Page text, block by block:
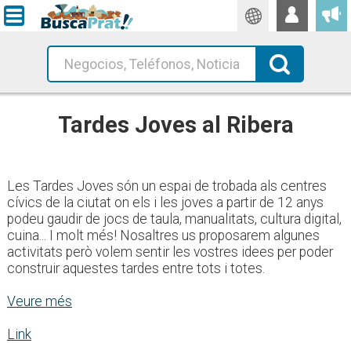
Traductor
Busca!
Tardes Joves al Ribera
Les Tardes Joves són un espai de trobada als centres
cívics de la ciutat on els i les joves a partir de 12 anys
podeu gaudir de jocs de taula, manualitats, cultura digital,
cuina... I molt més! Nosaltres us proposarem algunes
activitats però volem sentir les vostres idees per poder
construir aquestes tardes entre tots i totes.
Veure més
Link